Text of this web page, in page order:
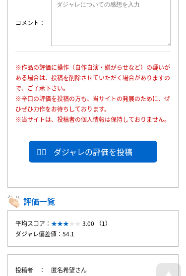
コメント
※作品の評価に操作（自作自演・嫌がらせなど）の疑いが
ある場合は、投稿を削除させていただく場合がありますの
で、ご了承下さい。
※辛口の評価を投稿の方も、当サイトの発展のために、ぜ
ひぜひ力作をお待ちしております。
※当サイトは、投稿者の個人情報は保持しておりません。
ダジャレの評価を投稿
評価一覧
平均スコア：
3.00 （1）
ダジャレ偏差値：54.1
投稿者 匿名希望さん